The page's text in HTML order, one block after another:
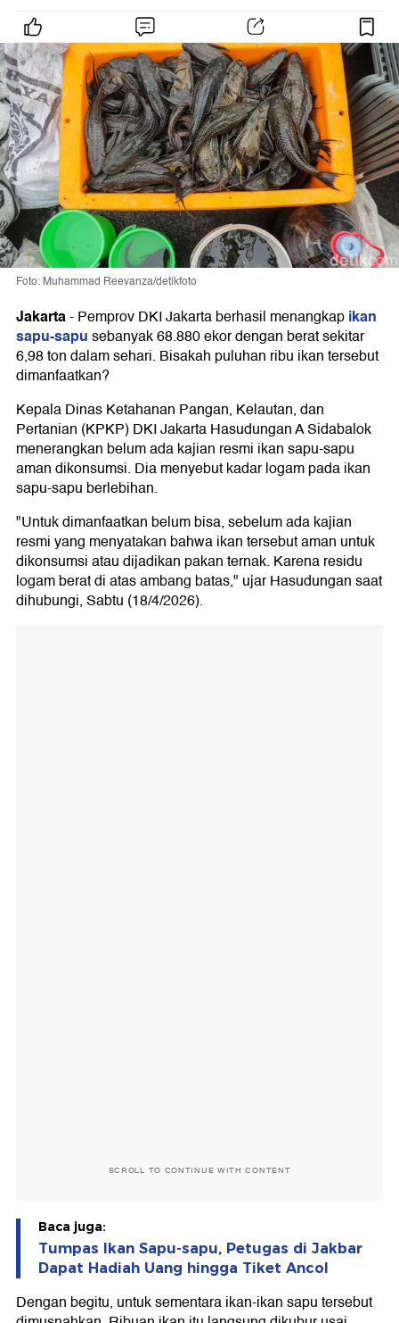
Foto: Muhammad Reevanza/detikfoto
Jakarta-Pemprov DKI Jakarta berhasil menangkapikan
sapu-sapusebanyak 68.880 ekor dengan berat sekitar
6,98 ton dalam sehari. Bisakah puluhan ribu ikan tersebut
dimanfaatkan?
Kepala Dinas Ketahanan Pangan, Kelautan, dan
Pertanian (KPKP) DKI Jakarta Hasudungan A Sidabalok
menerangkan belum ada kajian resmi ikan sapu-sapu
aman dikonsumsi. Dia menyebut kadar logam pada ikan
sapu-sapu berlebihan.
"Untuk dimanfaatkan belum bisa, sebelum ada kajian
resmi yang menyatakan bahwa ikan tersebut aman untuk
dikonsumsi atau dijadikan pakan ternak. Karena residu
logam berat di atas ambang batas," ujar Hasudungan saat
dihubungi, Sabtu (18/4/2026).
SCROLL TO CONTINUE WITH CONTENT
Baca juga:
Tumpas Ikan Sapu-sapu, Petugas di Jakbar
Dapat Hadiah Uang hingga Tiket Ancol
Dengan begitu, untuk sementara ikan-ikan sapu tersebut